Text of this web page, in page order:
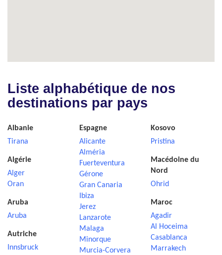
Liste alphabétique de nos
destinations par pays
Albanie
Tirana
Algérie
Alger
Oran
Aruba
Aruba
Autriche
Innsbruck
Espagne
Alicante
Alméria
Fuerteventura
Gérone
Gran Canaria
Ibiza
Jerez
Lanzarote
Malaga
Minorque
Murcia-Corvera
Kosovo
Pristina
Macédoine du
Nord
Ohrid
Maroc
Agadir
Al Hoceima
Casablanca
Marrakech